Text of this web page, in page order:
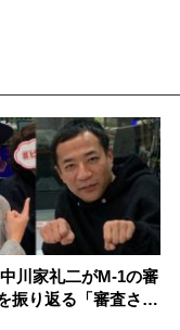
川家礼二がM-1の審
振り返る「審査され